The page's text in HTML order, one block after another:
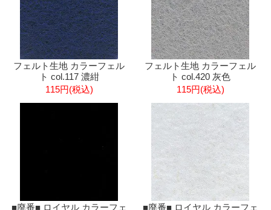
フェルト生地 カラーフェル
ト col.117 濃紺
115円(税込)
フェルト生地 カラーフェル
ト col.420 灰色
115円(税込)
■廃番■ ロイヤル カラーフェ
■廃番■ ロイヤル カラーフェ